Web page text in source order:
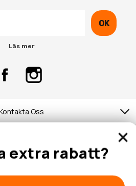
OK
Läs mer
Oss
extra rabatt?